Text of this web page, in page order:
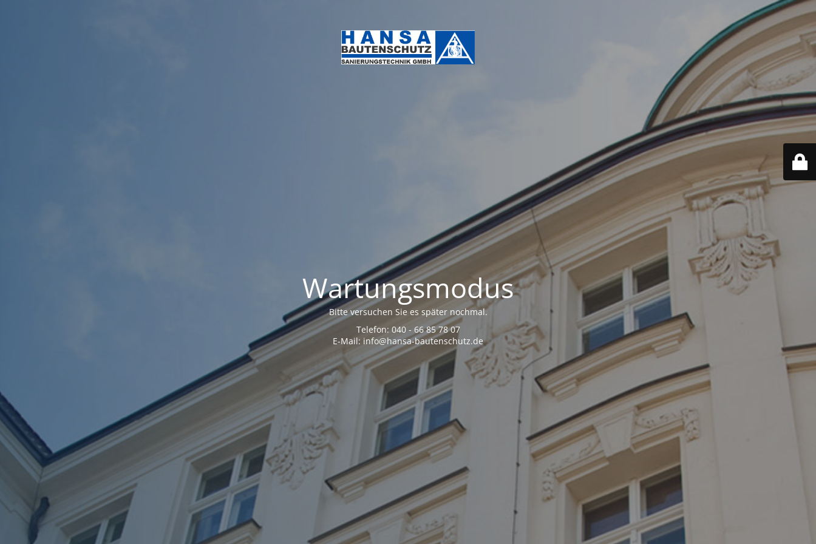
Wartungsmodus
Bitte versuchen Sie es später nochmal.
Telefon: 040 - 66 85 78 07
E-Mail: info@hansa-bautenschutz.de